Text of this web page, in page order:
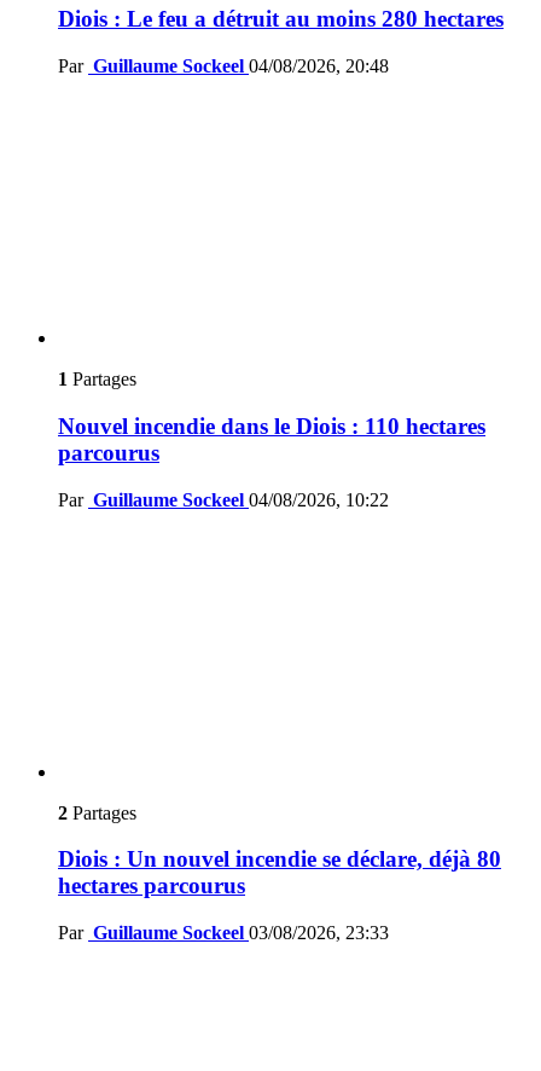
Diois : Le feu a détruit au moins 280 hectares
Par Guillaume Sockeel 04/08/2026, 20:48
1 Partages
Nouvel incendie dans le Diois : 110 hectares
parcourus
Par Guillaume Sockeel 04/08/2026, 10:22
2 Partages
Diois : Un nouvel incendie se déclare, déjà 80
hectares parcourus
Par Guillaume Sockeel 03/08/2026, 23:33